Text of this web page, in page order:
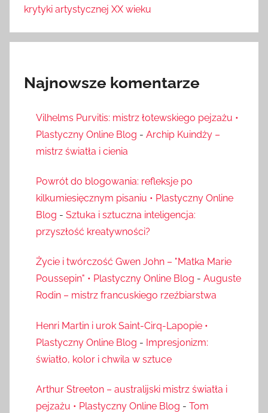
krytyki artystycznej XX wieku
Najnowsze komentarze
Vilhelms Purvitis: mistrz łotewskiego pejzażu •
Plastyczny Online Blog - Archip Kuindży –
mistrz światła i cienia
Powrót do blogowania: refleksje po
kilkumiesięcznym pisaniu • Plastyczny Online
Blog - Sztuka i sztuczna inteligencja:
przyszłość kreatywności?
Życie i twórczość Gwen John – "Matka Marie
Poussepin" • Plastyczny Online Blog - Auguste
Rodin – mistrz francuskiego rzeźbiarstwa
Henri Martin i urok Saint-Cirq-Lapopie •
Plastyczny Online Blog - Impresjonizm:
światło, kolor i chwila w sztuce
Arthur Streeton – australijski mistrz światła i
pejzażu • Plastyczny Online Blog - Tom